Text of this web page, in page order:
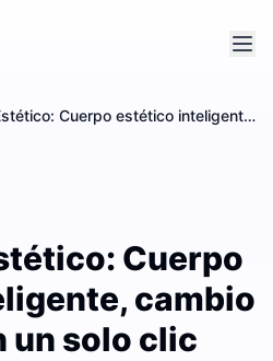
AI Cuerpo Estético: Cuerpo estético inteligente, cambio de estilo con un solo clic
Cuerpo
cambio
un solo clic